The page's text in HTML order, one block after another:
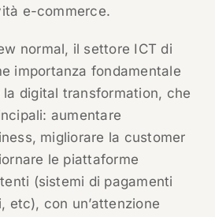
e-commerce.
normal, il settore ICT di
importanza fondamentale
la digital transformation, che
aumentare
migliorare la customer
le piattaforme
(sistemi di pagamenti
etc), con un’attenzione